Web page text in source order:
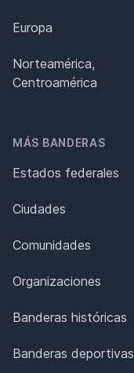
Europa
Norteamérica,
Centroamérica
MÁS BANDERAS
Estados federales
Ciudades
Comunidades
Organizaciones
Banderas históricas
Banderas deportivas